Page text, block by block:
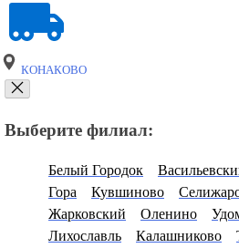
КОНАКОВО
Выберите филиал:
Белый Городок
Гора
Кувшиново
Жарковский
Оленино
Лихославль
Калашниково